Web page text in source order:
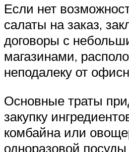
Если нет
салаты на заказ,
договоры с
магазинами,
неподалеку от
Основные траты
закупку
комбайна или
одноразовой